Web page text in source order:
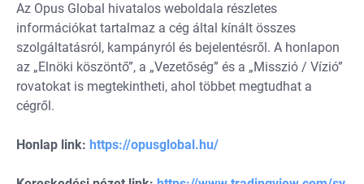
Az Opus Global hivatalos weboldala részletes
információkat tartalmaz a cég által kínált összes
szolgáltatásról, kampányról és bejelentésről. A honlapon
az „Elnöki köszöntő”, a „Vezetőség” és a „Misszió / Vízió”
rovatokat is megtekintheti, ahol többet megtudhat a
cégről.
Honlap link: https://opusglobal.hu/